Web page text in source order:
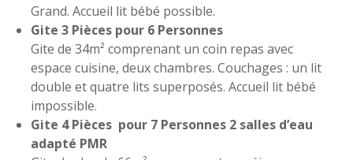
Grand. Accueil lit bébé possible.
Gite 3 Pièces pour 6 Personnes
Gite de 34m² comprenant un coin repas avec
espace cuisine, deux chambres. Couchages : un lit
double et quatre lits superposés. Accueil lit bébé
impossible.
Gite 4 Pièces pour 7 Personnes 2 salles d’eau
adapté PMR